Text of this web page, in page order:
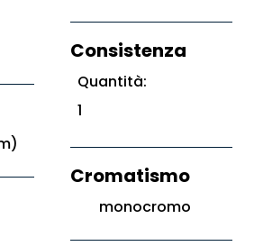
Consistenza
Quantità:
1
Cromatismo
monocromo